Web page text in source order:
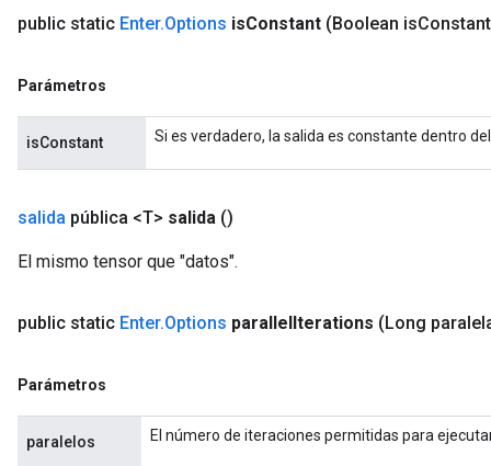
public static Enter.Options isConstant (Boolean is
Parámetros
isConstant Si es verdadero, la salida es constante dentro
salida pública <T> salida ()
El mismo tensor que "datos".
public static Enter.Options parallelIterations (Long
Parámetros
paralelos El número de iteraciones permitidas para